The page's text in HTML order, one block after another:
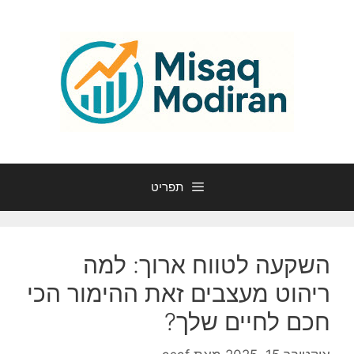
תפריט
השקעה לטווח ארוך: למה
ריהוט מעצבים זאת ההימור הכי
חכם לחיים שלך?